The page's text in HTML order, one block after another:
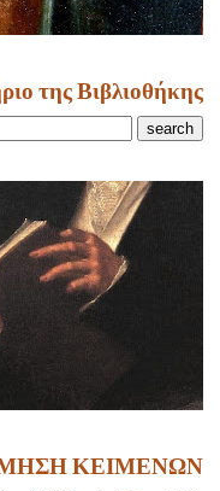
της Βιβλιοθήκης
ΚΕΙΜΕΝΩΝ